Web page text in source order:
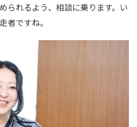
られるよう、相談に乗ります。い
者ですね。